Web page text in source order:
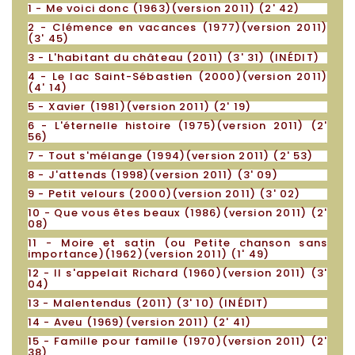
1 - Me voici donc (1963)(version 2011) (2' 42)
2 - Clémence en vacances (1977)(version 2011)
(3' 45)
3 - L'habitant du château (2011) (3' 31) (INÉDIT)
4 - Le lac Saint-Sébastien (2000)(version 2011)
(4' 14)
5 - Xavier (1981)(version 2011) (2' 19)
6 - L'éternelle histoire (1975)(version 2011) (2'
56)
7 - Tout s'mélange(1994)(version 2011) (2' 53)
8 - J'attends (1998)(version 2011) (3' 09)
9 - Petit velours (2000)(version 2011) (3' 02)
10 - Que vous êtes beaux (1986)(version 2011) (2'
08)
11 - Moire et satin (ou Petite chanson sans
importance)(1962)(version 2011) (1' 49)
12 - Il s'appelait Richard (1960)(version 2011) (3'
04)
13 - Malentendus (2011) (3' 10) (INÉDIT)
14 - Aveu (1969)(version 2011) (2' 41)
15 - Famille pour famille (1970)(version 2011) (2'